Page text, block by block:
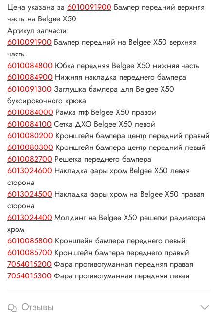
Цена указана за 6010091900 Бампер передний верхняя
часть на Belgee X50
Артикул запчасти:
6010091900 Бампер передний на Belgee X50 верхняя
часть
6010084800 Юбка передняя Belgee X50 нижняя часть
6010084900 Нижняя накладка переднего бампера
6010091300 Заглушка бампера для Belgee X50
буксировочного крюка
6010084000 Рамка птф Belgee X50 правой
6010084100 Сетка ДХО Belgee X50 левой
6010080200 Кронштейн бампера центр передний правый
6010080300 Кронштейн бампера центр передний левый
6010082700 Решетка переднего бампера
6013024600 Накладка фары хром Belgee X50 левая
сторона
6013024500 Накладка фары хром на Belgee X50 правая
сторона
6013024400 Молдинг на Belgee X50 решетки радиатора
хром
6010085800 Кронштейн бампера переднего левый
6010085700 Кронштейн бампера переднего правый
7054015200 Фара противотуманная передняя правая
7054015300 Фара противотуманная передняя левая
Отзывы